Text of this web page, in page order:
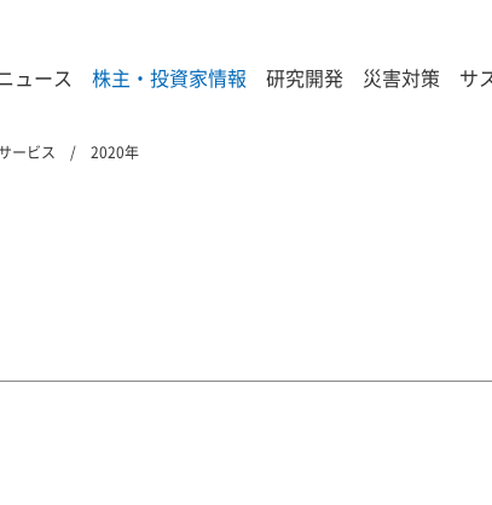
ュース 株主・投資家情報 研究開発 災害対策 サ
サービス 2020年